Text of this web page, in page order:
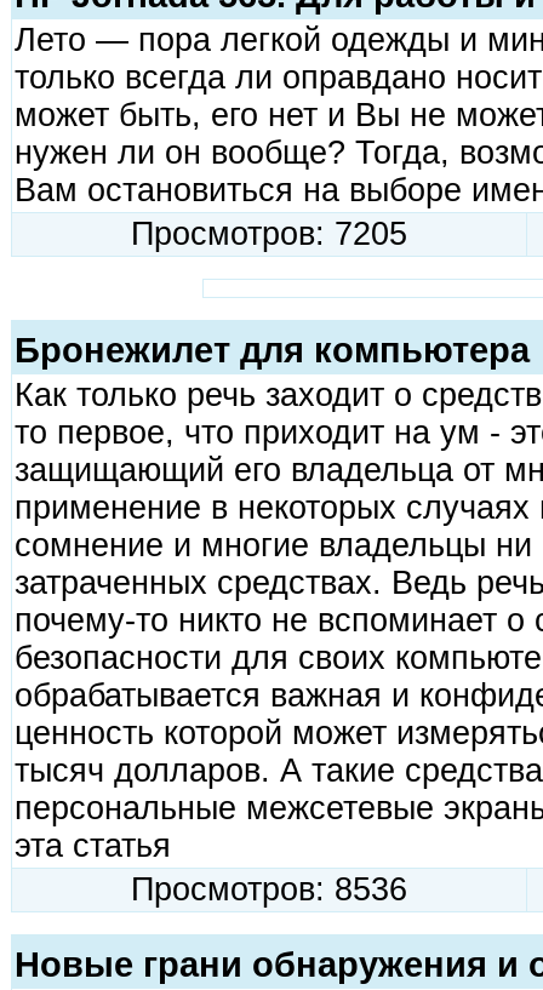
Лето — пора легкой одежды и
только всегда ли оправдано
может быть, его нет и Вы не
нужен ли он вообще? Тогда,
Вам остановиться на выборе
Просмотров: 7205
Бронежилет для компьютера
Как только речь заходит о
то первое, что приходит на ум -
защищающий его владельца от
применение в некоторых случаях
сомнение и многие владельцы
затраченных средствах. Ведь
почему-то никто не вспоминает о
безопасности для своих
обрабатывается важная и
ценность которой может
тысяч долларов. А такие
персональные межсетевые
эта статья
Просмотров: 8536
Новые грани обнаружения и